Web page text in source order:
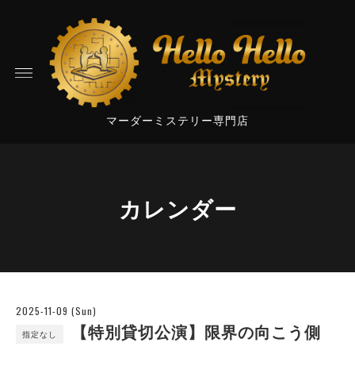
マーダーミステリー専門店
カレンダー
2025-11-09 (Sun)
指定なし 【特別貸切公演】限界の向こう側